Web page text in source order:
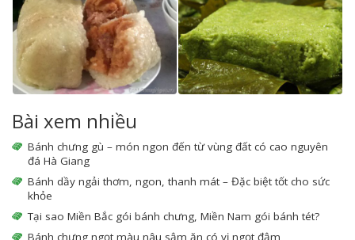
Bài xem nhiều
Bánh chưng gù – món ngon đến từ vùng đất có cao nguyên
đá Hà Giang
Bánh dầy ngải thơm, ngon, thanh mát – Đặc biệt tốt cho sức
khỏe
Tại sao Miền Bắc gói bánh chưng, Miền Nam gói bánh tét?